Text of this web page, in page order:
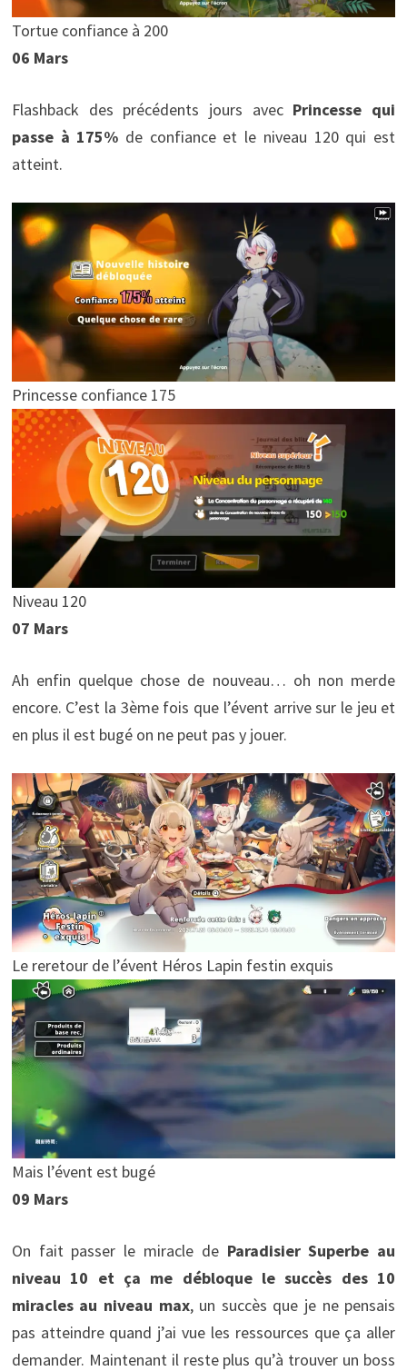
Tortue confiance à 200
06 Mars
Flashback des précédents jours avec Princesse qui
passe à 175% de confiance et le niveau 120 qui est
atteint.
Princesse confiance 175
Niveau 120
07 Mars
Ah enfin quelque chose de nouveau… oh non merde
encore. C’est la 3ème fois que l’évent arrive sur le jeu et
en plus il est bugé on ne peut pas y jouer.
Le reretour de l’évent Héros Lapin festin exquis
Mais l’évent est bugé
09 Mars
On fait passer le miracle de Paradisier Superbe au
niveau 10 et ça me débloque le succès des 10
miracles au niveau max, un succès que je ne pensais
pas atteindre quand j’ai vue les ressources que ça aller
demander. Maintenant il reste plus qu’à trouver un boss